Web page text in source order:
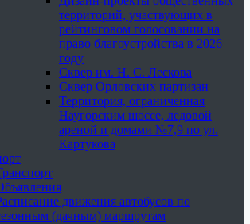
территорий, участвующих в
рейтинговом голосовании на
право благоустройства в 2026
году
Сквер им. Н. С. Лескова
Сквер Орловских партизан
Территория, ограниченная
Наугорским шоссе, ледовой
ареной и домами №7,9 по ул.
Картукова
движения автобусов по
(дачным) маршрутам